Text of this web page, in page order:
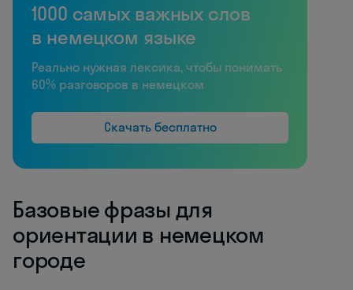
1000 самых важных слов
в немецком языке
Реально нужная лексика, чтобы понимать
60% разговоров в немецком
Скачать бесплатно
Базовые фразы для
ориентации в немецком
городе